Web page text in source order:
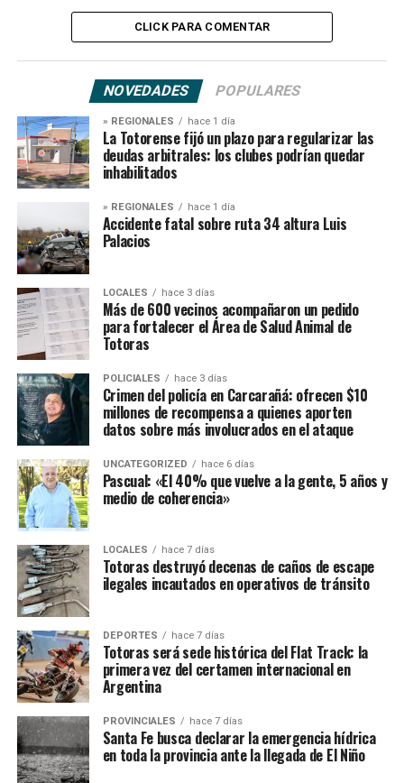
CLICK PARA COMENTAR
NOVEDADES POPULARES
» REGIONALES hace 1 día
La Totorense fijó un plazo para regularizar las
deudas arbitrales: los clubes podrían quedar
inhabilitados
» REGIONALES hace 1 día
Accidente fatal sobre ruta 34 altura Luis
Palacios
LOCALES hace 3 días
Más de 600 vecinos acompañaron un pedido
para fortalecer el Área de Salud Animal de
Totoras
POLICIALES hace 3 días
Crimen del policía en Carcarañá: ofrecen $10
millones de recompensa a quienes aporten
datos sobre más involucrados en el ataque
UNCATEGORIZED hace 6 días
Pascual: «El 40% que vuelve a la gente, 5 años y
medio de coherencia»
LOCALES hace 7 días
Totoras destruyó decenas de caños de escape
ilegales incautados en operativos de tránsito
DEPORTES hace 7 días
Totoras será sede histórica del Flat Track: la
primera vez del certamen internacional en
Argentina
PROVINCIALES hace 7 días
Santa Fe busca declarar la emergencia hídrica
en toda la provincia ante la llegada de El Niño